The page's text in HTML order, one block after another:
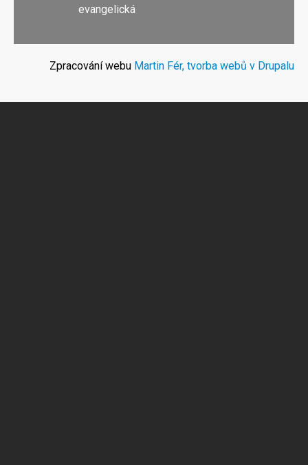
evangelická
Zpracování webu Martin Fér, tvorba webů v Drupalu